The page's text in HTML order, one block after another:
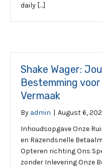
daily […]
Shake Wager:
Bestemming
Vermaak
By admin | August 6,
Inhoudsopgave Onze
en Razendsnelle
Opteren richting Ons
zonder Inlevering Onze